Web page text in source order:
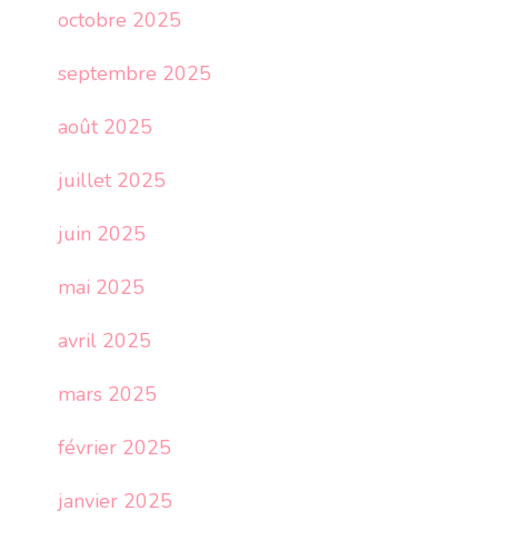
octobre 2025
septembre 2025
août 2025
juillet 2025
juin 2025
mai 2025
avril 2025
mars 2025
février 2025
janvier 2025